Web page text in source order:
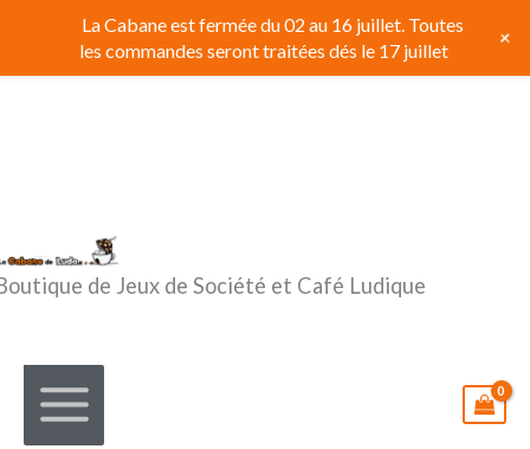
contenu
de Jeux de Société et Café Ludique
La Cabane est fermée du 02 au 16 juillet. Toutes
les commandes seront traitées dés le 17 juillet
+